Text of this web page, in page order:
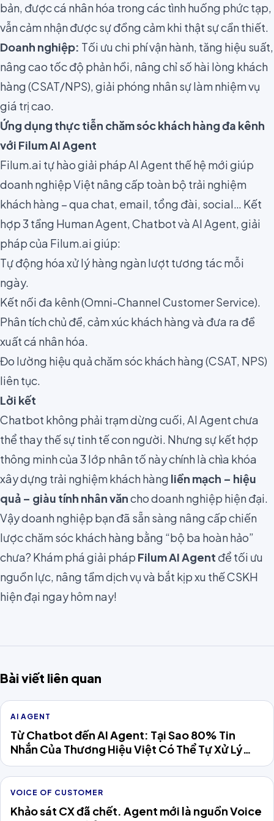
bản, được cá nhân hóa trong các tình huống phức tạp,
vẫn cảm nhận được sự đồng cảm khi thật sự cần thiết.
Doanh nghiệp: Tối ưu chi phí vận hành, tăng hiệu suất,
nâng cao tốc độ phản hồi, nâng chỉ số hài lòng khách
hàng (CSAT/NPS), giải phóng nhân sự làm nhiệm vụ
giá trị cao.
Ứng dụng thực tiễn chăm sóc khách hàng đa kênh
với Filum AI Agent
Filum.ai tự hào giải pháp AI Agent thế hệ mới giúp
doanh nghiệp Việt nâng cấp toàn bộ trải nghiệm
khách hàng – qua chat, email, tổng đài, social… Kết
hợp 3 tầng Human Agent, Chatbot và AI Agent, giải
pháp của Filum.ai giúp:
Tự động hóa xử lý hàng ngàn lượt tương tác mỗi
ngày.
Kết nối đa kênh (Omni-Channel Customer Service).
Phân tích chủ đề, cảm xúc khách hàng và đưa ra đề
xuất cá nhân hóa.
Đo lường hiệu quả chăm sóc khách hàng (CSAT, NPS)
liên tục.
Lời kết
Chatbot không phải trạm dừng cuối, AI Agent chưa
thể thay thế sự tinh tế con người. Nhưng sự kết hợp
thông minh của 3 lớp nhân tố này chính là chìa khóa
xây dựng trải nghiệm khách hàng liền mạch – hiệu
quả – giàu tính nhân văncho doanh nghiệp hiện đại.
Vậy doanh nghiệp bạn đã sẵn sàng nâng cấp chiến
lược chăm sóc khách hàng bằng “bộ ba hoàn hảo”
chưa? Khám phá giải pháp Filum AI Agent để tối ưu
nguồn lực, nâng tầm dịch vụ và bắt kịp xu thế CSKH
hiện đại ngay hôm nay!
Bài viết liên quan
AI AGENT
Từ Chatbot đến AI Agent: Tại Sao 80% Tin
Nhắn Của Thương Hiệu Việt Có Thể Tự Xử Lý
Năm 2026
VOICE OF CUSTOMER
Khảo sát CX đã chết. Agent mới là nguồn Voice